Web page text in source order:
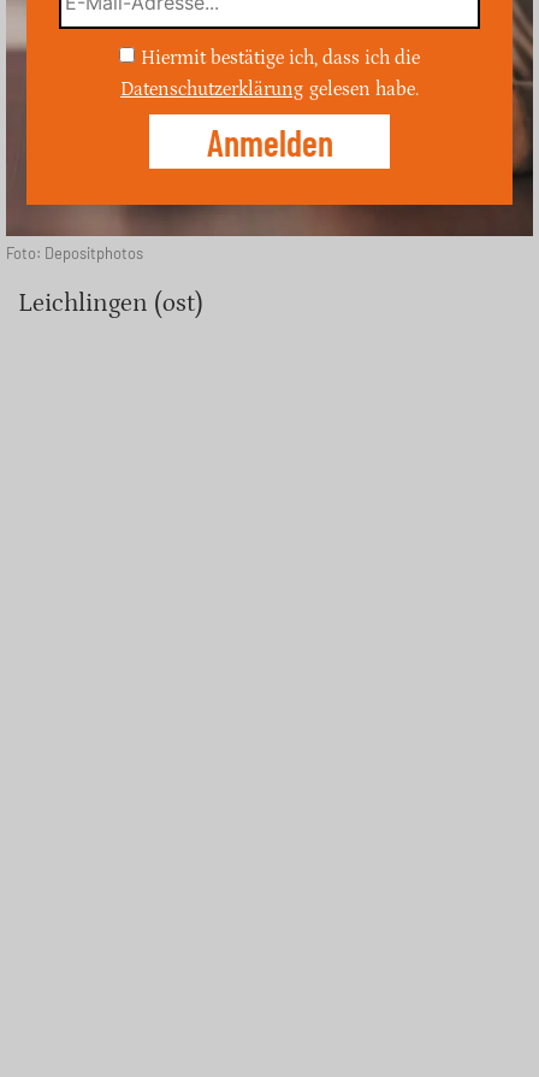
Foto: Depositphotos
Leichlingen (ost)
Hiermit bestätige ich, dass ich die
Datenschutzerklärung gelesen habe.